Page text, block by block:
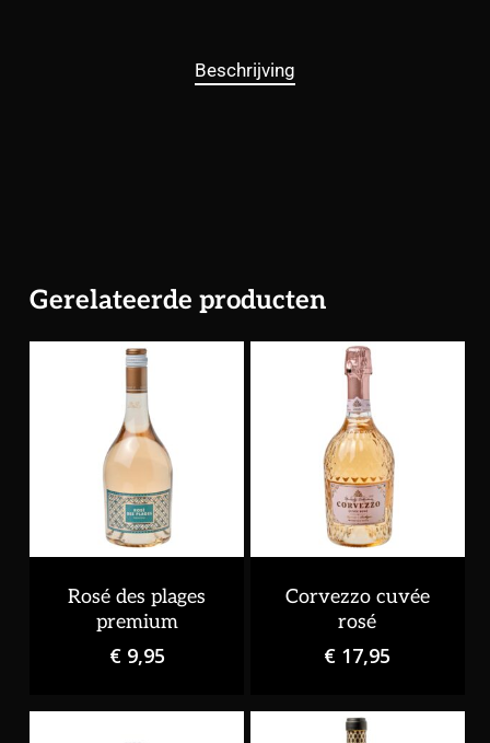
Beschrijving
Gerelateerde producten
Rosé des plages
premium
€9,95
Corvezzo cuvée
rosé
€ 17,95